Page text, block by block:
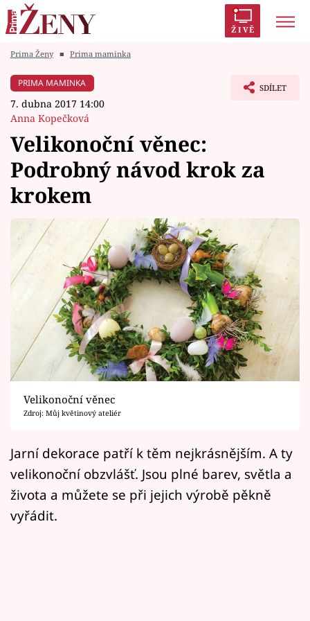
ŽIVĚ
Módní alarm
Zrádci
Témata
Celebrity
Vztahy
Seriály
Horoskopy
Sledujte prima+
Filmový festival Karlovy Vary
Pořady
Mámy sobě
Přihlášení
Prima Ženy ■ Prima maminka
PRIMA MAMINKA
7. dubna 2017 14:00
Anna Kopečková
SDÍLET
Velikonoční věnec:
Podrobný návod krok za
krokem
Velikonoční věnec
Zdroj: Můj květinový ateliér
Jarní dekorace patří k těm nejkrásnějším. A ty
velikonoční obzvlášť. Jsou plné barev, světla a
života a můžete se při jejich výrobě pěkně
vyřádit.